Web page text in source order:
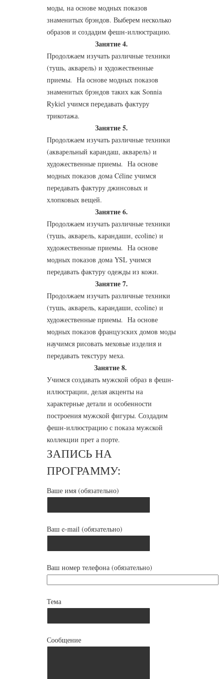
моды, на основе модных показов
знаменитых брэндов. Выберем несколько
образов и создадим фешн-иллюстрацию.
Занятие 4.
Продолжаем изучать различные техники
(тушь, акварель) и художественные
приемы. На основе модных показов
знаменитых брэндов таких как Sonnia
Rykiel учимся передавать фактуру
трикотажа.
Занятие 5.
Продолжаем изучать различные техники
(акварельный карандаш, акварель) и
художественные приемы. На основе
модных показов дома Céline учимся
передавать фактуру джинсовых и
хлопковых вещей.
Занятие 6.
Продолжаем изучать различные техники
(тушь, акварель, карандаши, ecoline) и
художественные приемы. На основе
модных показов дома YSL учимся
передавать фактуру одежды из кожи.
Занятие 7.
Продолжаем изучать различные техники
(тушь, акварель, карандаши, ecoline) и
художественные приемы. На основе
модных показов французских домов моды
научимся рисовать меховые изделия и
передавать текстуру меха.
Занятие 8.
Учимся создавать мужской образ в фешн-
иллюстрации, делая акценты на
характерные детали и особенности
построения мужской фигуры. Создадим
фешн-иллюстрацию с показа мужской
коллекции прет а порте.
ЗАПИСЬ НА
ПРОГРАММУ:
Ваше имя (обязательно)
Ваш e-mail (обязательно)
Ваш номер телефона (обязательно)
Тема
Сообщение